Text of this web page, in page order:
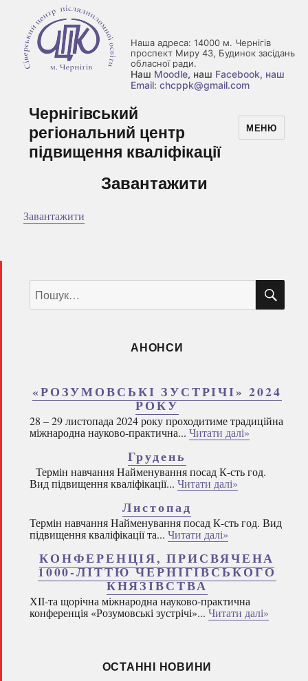
Наша адреса: 14000 м. Чернігів
проспект Миру 43, Будинок засідань
обласної ради.
Наш Moodle, наш Facebook, наш
Email: chcppk@gmail.com
Чернігівський
регіональний центр
підвищення кваліфікації
МЕНЮ
Завантажити
Завантажити
за
запитом:
АНОНСИ
«РОЗУМОВСЬКІ ЗУСТРІЧІ» 2024
РОКУ
28 – 29 листопада 2024 року проходитиме традиційна
міжнародна науково-практична... Читати далі»
Грудень
Термін навчання Найменування посад К-сть год.
Вид підвищення кваліфікації... Читати далі»
Листопад
Термін навчання Найменування посад К-сть год. Вид
підвищення кваліфікації та... Читати далі»
КОНФЕРЕНЦІЯ, ПРИСВЯЧЕНА
1000-ЛІТТЮ ЧЕРНІГІВСЬКОГО
КНЯЗІВСТВА
ХІІ-та щорічна міжнародна науково-практична
конференція «Розумовські зустрічі»... Читати далі»
ОСТАННІ НОВИНИ